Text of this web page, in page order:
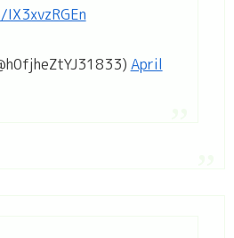
April